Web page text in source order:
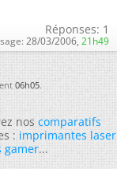
Réponses: 1
28/03/2006, 21h49
06h05.
noscomparatifs
:imprimantes laser
gamer...